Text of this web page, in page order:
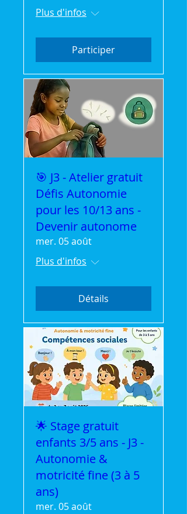
Plus d'infos
Participer
🎯 J3 - Atelier gratuit
Défis Autonomie
pour les 10/13 ans -
Devenir autonome
mer. 05 août
Plus d'infos
Détails
🌟 Stage gratuit
enfants 3/5 ans - J3 -
Autonomie &
motricité fine (3 à 5
ans)
mer. 05 août